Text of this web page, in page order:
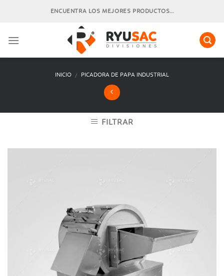
ENCUENTRA LOS MEJORES PRODUCTOS...
INICIO / PICADORA DE PAPA INDUSTRIAL
FILTRAR